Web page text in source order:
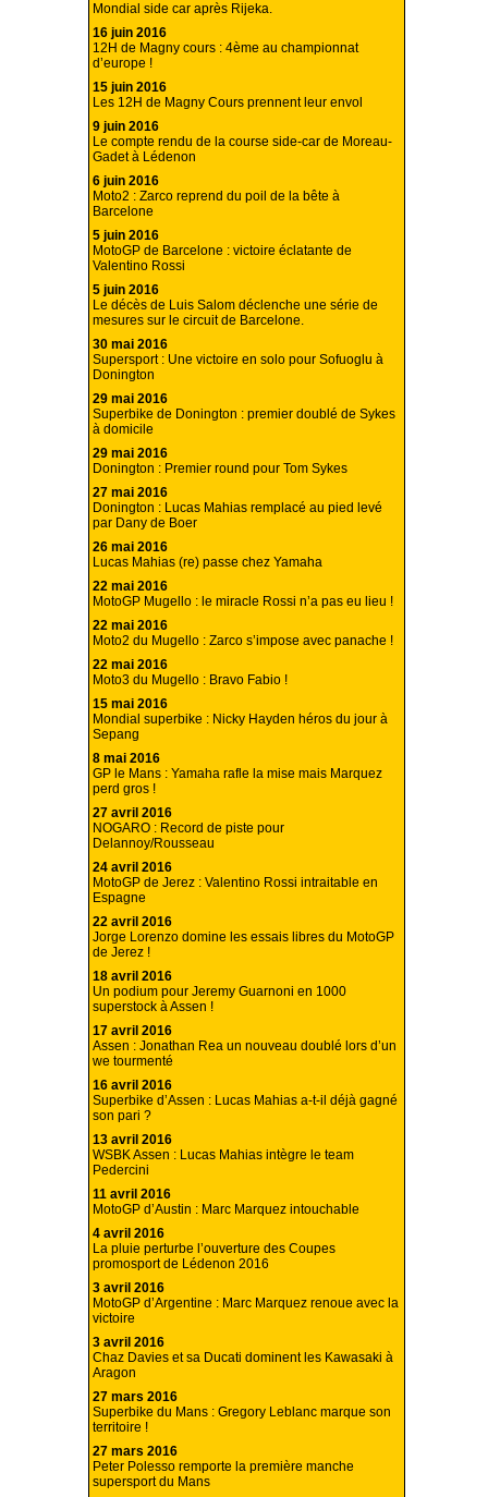
Mondial side car après Rijeka.
16 juin 2016
12H de Magny cours : 4ème au championnat
d’europe !
15 juin 2016
Les 12H de Magny Cours prennent leur envol
9 juin 2016
Le compte rendu de la course side-car de Moreau-
Gadet à Lédenon
6 juin 2016
Moto2 : Zarco reprend du poil de la bête à
Barcelone
5 juin 2016
MotoGP de Barcelone : victoire éclatante de
Valentino Rossi
5 juin 2016
Le décès de Luis Salom déclenche une série de
mesures sur le circuit de Barcelone.
30 mai 2016
Supersport : Une victoire en solo pour Sofuoglu à
Donington
29 mai 2016
Superbike de Donington : premier doublé de Sykes
à domicile
29 mai 2016
Donington : Premier round pour Tom Sykes
27 mai 2016
Donington : Lucas Mahias remplacé au pied levé
par Dany de Boer
26 mai 2016
Lucas Mahias (re) passe chez Yamaha
22 mai 2016
MotoGP Mugello : le miracle Rossi n’a pas eu lieu !
22 mai 2016
Moto2 du Mugello : Zarco s’impose avec panache !
22 mai 2016
Moto3 du Mugello : Bravo Fabio !
15 mai 2016
Mondial superbike : Nicky Hayden héros du jour à
Sepang
8 mai 2016
GP le Mans : Yamaha rafle la mise mais Marquez
perd gros !
27 avril 2016
NOGARO : Record de piste pour
Delannoy/Rousseau
24 avril 2016
MotoGP de Jerez : Valentino Rossi intraitable en
Espagne
22 avril 2016
Jorge Lorenzo domine les essais libres du MotoGP
de Jerez !
18 avril 2016
Un podium pour Jeremy Guarnoni en 1000
superstock à Assen !
17 avril 2016
Assen : Jonathan Rea un nouveau doublé lors d’un
we tourmenté
16 avril 2016
Superbike d’Assen : Lucas Mahias a-t-il déjà gagné
son pari ?
13 avril 2016
WSBK Assen : Lucas Mahias intègre le team
Pedercini
11 avril 2016
MotoGP d’Austin : Marc Marquez intouchable
4 avril 2016
La pluie perturbe l’ouverture des Coupes
promosport de Lédenon 2016
3 avril 2016
MotoGP d’Argentine : Marc Marquez renoue avec la
victoire
3 avril 2016
Chaz Davies et sa Ducati dominent les Kawasaki à
Aragon
27 mars 2016
Superbike du Mans : Gregory Leblanc marque son
territoire !
27 mars 2016
Peter Polesso remporte la première manche
supersport du Mans